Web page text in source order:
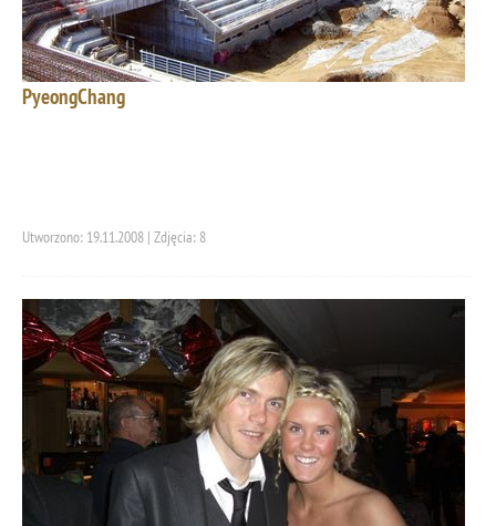
PyeongChang
Utworzono: 19.11.2008 | Zdjęcia: 8